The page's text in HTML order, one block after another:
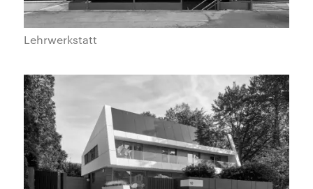
Lehrwerkstatt